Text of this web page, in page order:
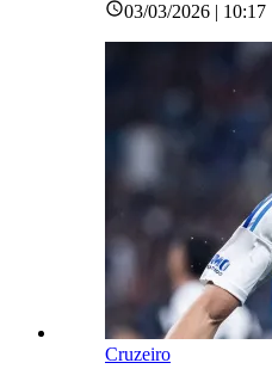
03/03/2026 | 10:17
Cruzeiro